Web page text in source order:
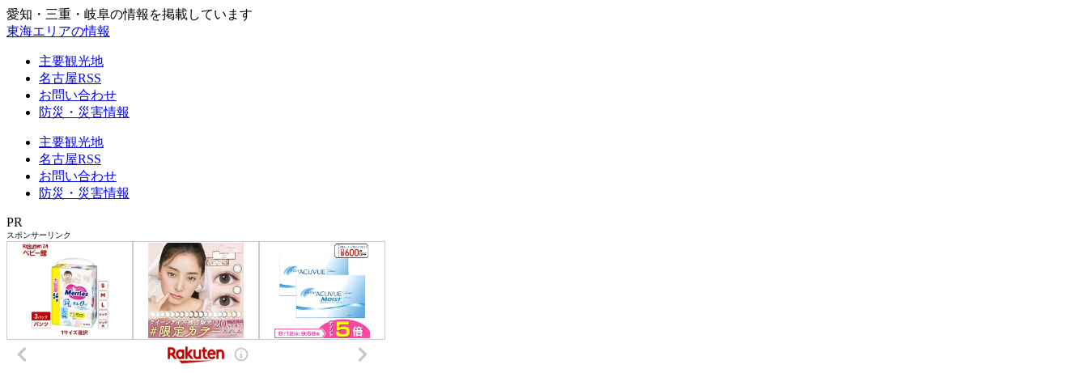
愛知・三重・岐阜の情報を掲載しています
東海エリアの情報
主要観光地
名古屋RSS
お問い合わせ
防災・災害情報
主要観光地
名古屋RSS
お問い合わせ
防災・災害情報
PR
スポンサーリンク